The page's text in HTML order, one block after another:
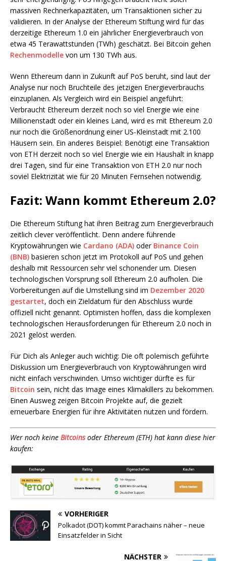
massiven Rechnerkapazitäten, um Transaktionen sicher zu
validieren. In der Analyse der Ethereum Stiftung wird für das
derzeitige Ethereum 1.0 ein jährlicher Energieverbrauch von
etwa 45 Terawattstunden (TWh) geschätzt. Bei Bitcoin gehen
Rechenmodelle von um 130 TWh aus.
Wenn Ethereum dann in Zukunft auf PoS beruht, sind laut der
Analyse nur noch Bruchteile des jetzigen Energieverbrauchs
einzuplanen. Als Vergleich wird ein Beispiel angeführt:
Verbraucht Ethereum derzeit noch so viel Energie wie eine
Millionenstadt oder ein kleines Land, wird es mit Ethereum 2.0
nur noch die Größenordnung einer US-Kleinstadt mit 2.100
Häusern sein. Ein anderes Beispiel: Benötigt eine Transaktion
von ETH derzeit noch so viel Energie wie ein Haushalt in knapp
drei Tagen, sind für eine Transaktion von ETH 2.0 nur noch
soviel Elektrizität wie für 20 Minuten Fernsehen notwendig.
Fazit: Wann kommt Ethereum 2.0?
Die Ethereum Stiftung hat ihren Beitrag zum Energieverbrauch
zeitlich clever veröffentlicht. Denn andere führende
Kryptowährungen wie Cardano (ADA) oder Binance Coin
(BNB) basieren schon jetzt im Protokoll auf PoS und gehen
deshalb mit Ressourcen sehr viel schonender um. Diesen
technologischen Vorsprung soll Ethereum 2.0 aufholen. Die
Vorbereitungen auf die Umstellung sind im Dezember 2020
gestartet, doch ein Zieldatum für den Abschluss wurde
offiziell nicht genannt. Optimisten hoffen, dass die komplexen
technologischen Herausforderungen für Ethereum 2.0 noch in
2021 gelöst werden.
Für Dich als Anleger auch wichtig: Die oft polemisch geführte
Diskussion um Energieverbrauch von Kryptowährungen wird
nicht einfach verschwinden. Umso wichtiger dürfte es für
Bitcoin sein, nicht das Image eines Klimakillers zu bekommen.
Einen Ausweg zeigen Bitcoin Projekte auf, die gezielt
erneuerbare Energien für ihre Aktivitäten nutzen und fördern.
Wer noch keine Bitcoinsoder Ethereum (ETH) hat kann diese hier
kaufen:
VORHERIGER
Polkadot (DOT) kommt Parachains näher – neue
Einsatzfelder in Sicht
NÄCHSTER